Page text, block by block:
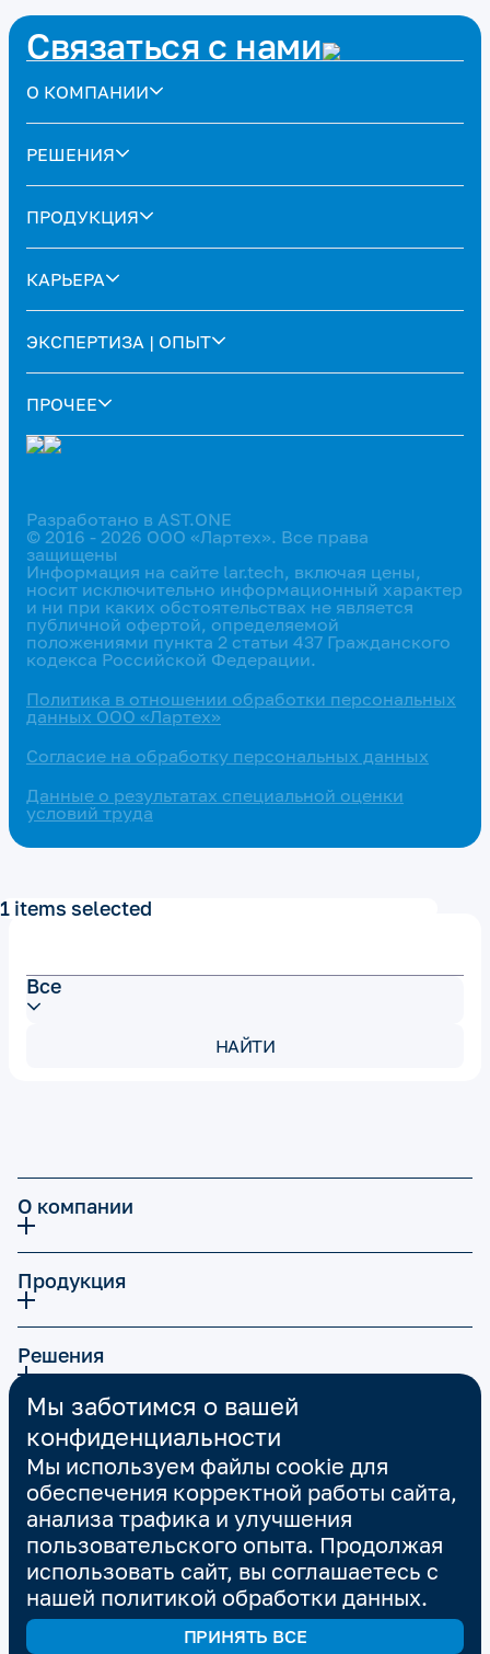
Связаться с нами
Информация на сайте lar.tech, включая цены,
носит исключительно информационный характер
и ни при каких обстоятельствах не является
публичной офертой, определяемой
положениями пункта 2 статьи 437 Гражданского
кодекса Российской Федерации.
Политика в отношении обработки персональных
данных ООО «Лартех»
Согласие на обработку персональных данных
Данные о результатах специальной оценки
условий труда
О КОМПАНИИ
РЕШЕНИЯ
ПРОДУКЦИЯ
КАРЬЕРА
ЭКСПЕРТИЗА | ОПЫТ
ПРОЧЕЕ
Разработано в AST.ONE
© 2016 - 2026 ООО «Лартех». Все права
защищены
Все
1 items selected
НАЙТИ
О компании
Продукция
Решения
Карьера
Экспертиза | Опыт
Тех.поддержка
Мы заботимся о вашей
конфиденциальности
Мы используем файлы cookie для
обеспечения корректной работы сайта,
анализа трафика и улучшения
пользовательского опыта. Продолжая
использовать сайт, вы соглашаетесь с
нашей политикой обработки данных.
ПРИНЯТЬ ВСЕ